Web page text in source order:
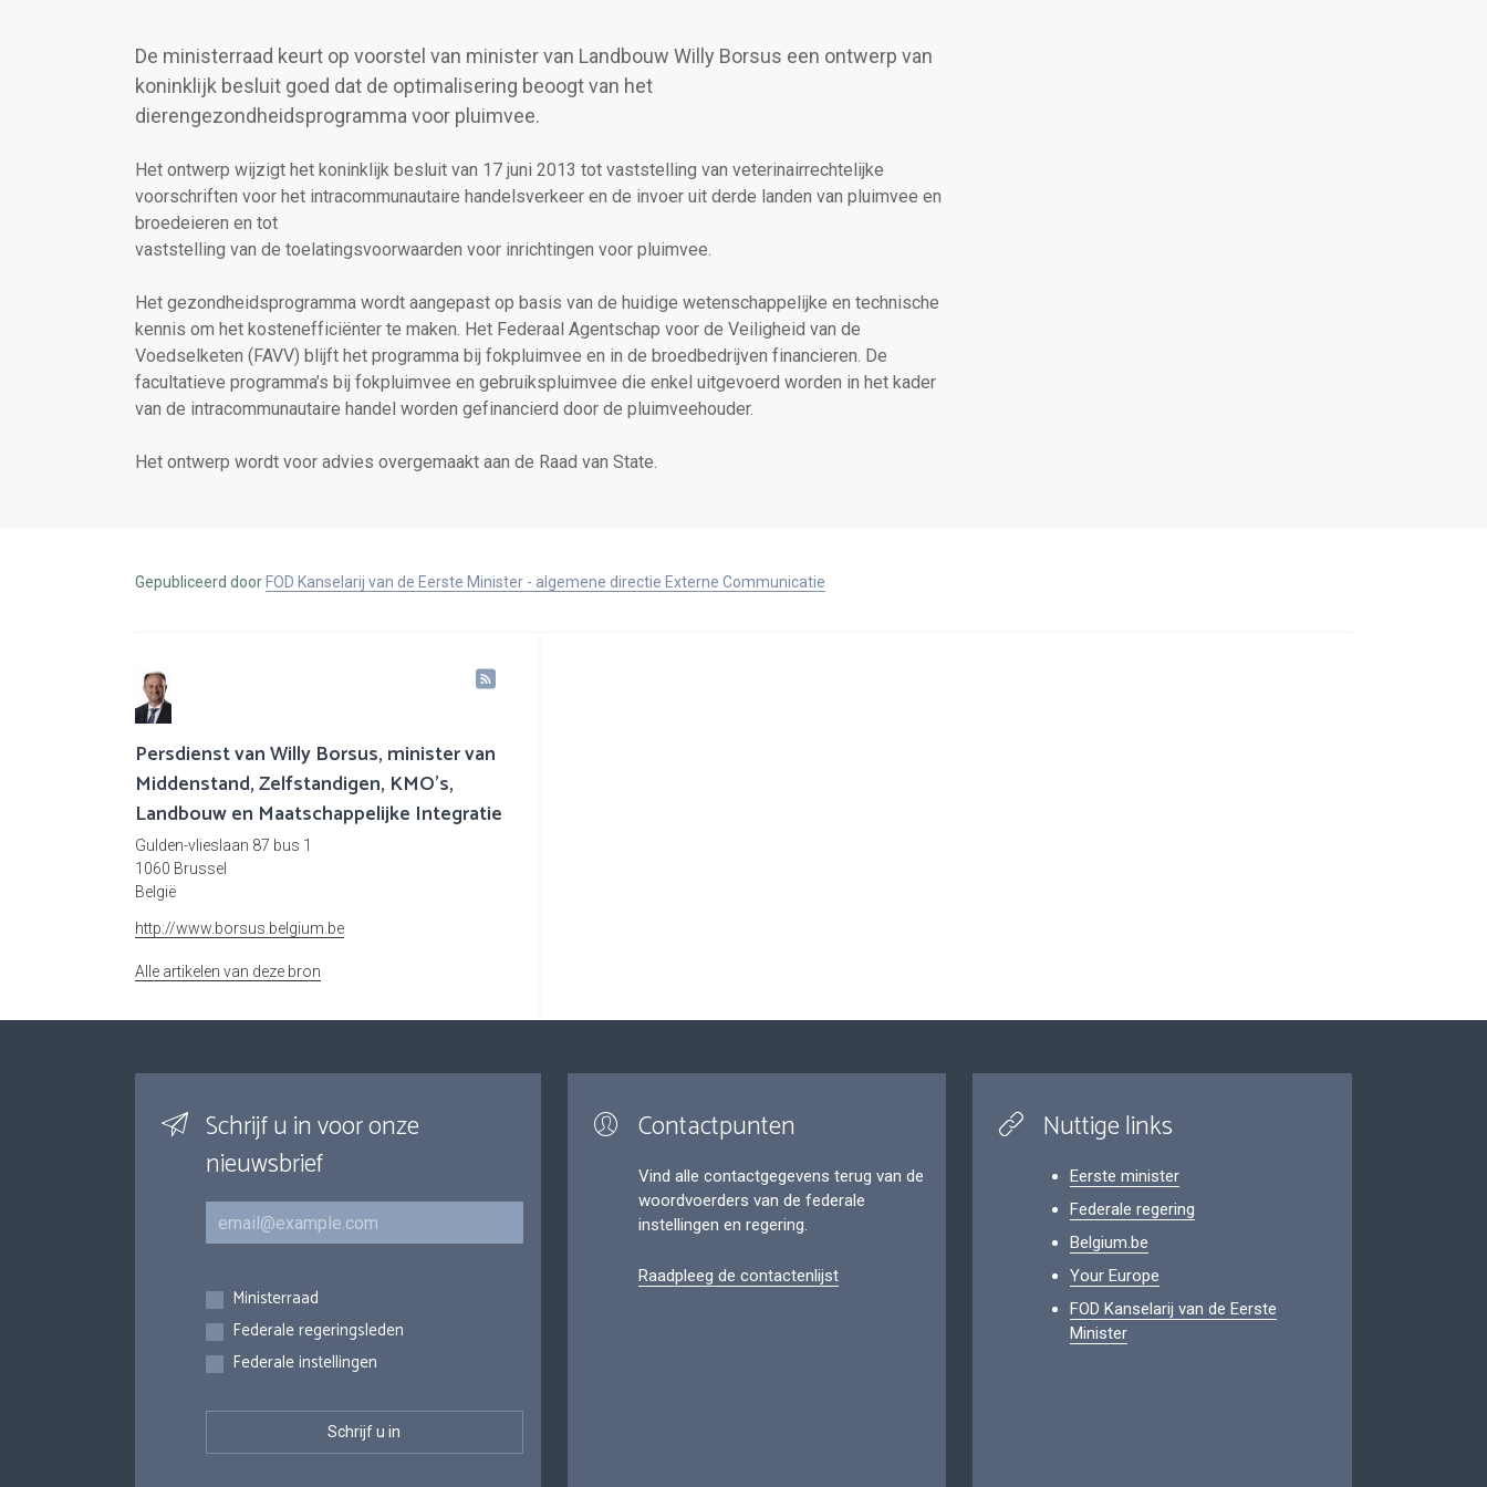
De ministerraad keurt op voorstel van minister van Landbouw Willy Borsus een ontwerp van
koninklijk besluit goed dat de optimalisering beoogt van het
dierengezondheidsprogramma voor pluimvee.
Het ontwerp wijzigt het koninklijk besluit van 17 juni 2013 tot vaststelling van veterinairrechtelijke
voorschriften voor het intracommunautaire handelsverkeer en de invoer uit derde landen van pluimvee en
broedeieren en tot
vaststelling van de toelatingsvoorwaarden voor inrichtingen voor pluimvee.
Het gezondheidsprogramma wordt aangepast op basis van de huidige wetenschappelijke en technische
kennis om het kostenefficiënter te maken. Het Federaal Agentschap voor de Veiligheid van de
Voedselketen (FAVV) blijft het programma bij fokpluimvee en in de broedbedrijven financieren. De
facultatieve programma’s bij fokpluimvee en gebruikspluimvee die enkel uitgevoerd worden in het kader
van de intracommunautaire handel worden gefinancierd door de pluimveehouder.
Het ontwerp wordt voor advies overgemaakt aan de Raad van State.
Gepubliceerd door FOD Kanselarij van de Eerste Minister - algemene directie Externe Communicatie
Persdienst van Willy Borsus, minister van
Middenstand, Zelfstandigen, KMO's,
Landbouw en Maatschappelijke Integratie
Gulden-vlieslaan 87 bus 1
1060 Brussel
België
http://www.borsus.belgium.be
Alle artikelen van deze bron
Schrijf u in voor onze
nieuwsbrief
E-mail
Inschrijvingen
Ministerraad
Federale regeringsleden
Federale instellingen
Contactpunten
Vind alle contactgegevens terug van de
woordvoerders van de federale
instellingen en regering.
Raadpleeg de contactenlijst
Nuttige links
Eerste minister
Federale regering
Belgium.be
Your Europe
FOD Kanselarij van de Eerste
Minister